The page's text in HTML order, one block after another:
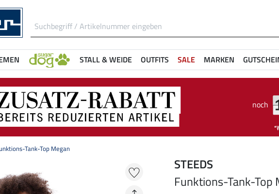
STALL & WEIDE OUTFITS SALE MARKEN
noch
Tank-Top Megan
STEEDS
Funktions-Tank-Top